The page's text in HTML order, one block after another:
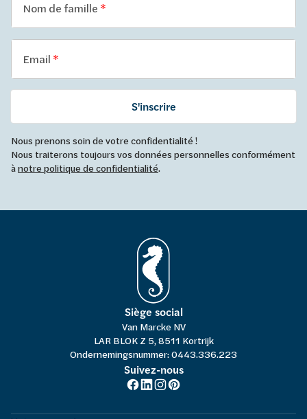
Nom de famille
Email
S'inscrire
Nous prenons soin de votre confidentialité !
Nous traiterons toujours vos données personnelles conformément
ànotre politique de confidentialité.
Siège social
Van Marcke NV
LAR BLOK Z 5, 8511 Kortrijk
Ondernemingsnummer: 0443.336.223
Suivez-nous